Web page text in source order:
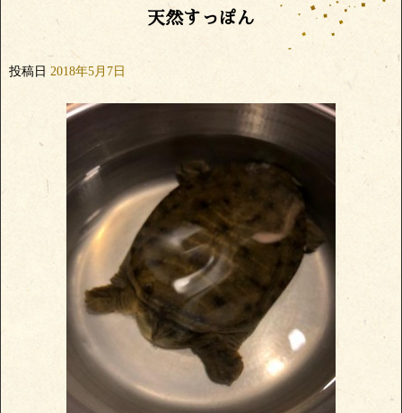
天然すっぽん
投稿日 2018年5月7日